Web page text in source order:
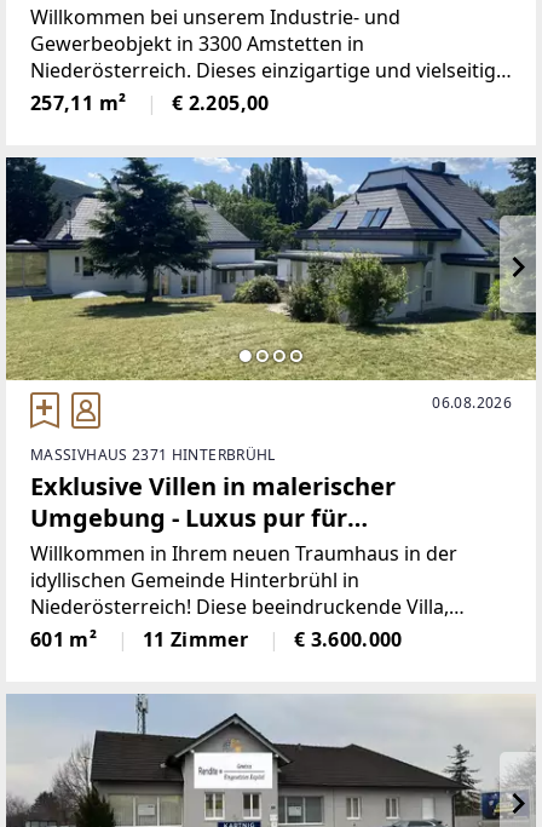
Willkommen bei unserem Industrie- und
Gewerbeobjekt in 3300 Amstetten in
Niederösterreich. Dieses einzigartige und vielseitige
Gebäude bietet Ihnen alles, was Sie für Ihr
Unternehmen benötigen.Es liegt an einem zentralen
Standort in unmittelbarer
257,11 m² € 2.205,00
06.08.2026
MASSIVHAUS 2371 HINTERBRÜHL
Exklusive Villen in malerischer
Umgebung - Luxus pur für
anspruchsvolle Käufer!
Willkommen in Ihrem neuen Traumhaus in der
idyllischen Gemeinde Hinterbrühl in
Niederösterreich! Diese beeindruckende Villa,
welche zum Verkauf steht, wird Sie mit ihrem
modernen Design, ihrer erstklassigen Ausstattung
und ihrer ruhigen Lage begeistern.
601 m² 11 Zimmer € 3.600.000